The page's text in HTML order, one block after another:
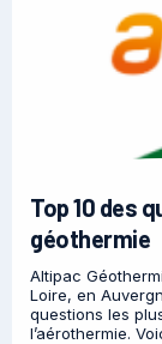
Top 10 des
géothermie
Altipac
Loire, en
questions les
l’aérothermie.